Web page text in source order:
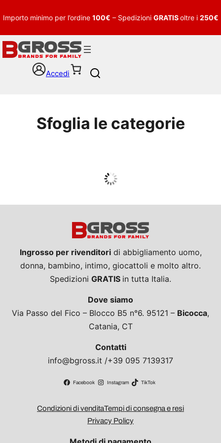
Importo minimo per l’ordine 100€ – Spedizioni GRATISoltre i 250€
Accedi
h
Sfoglia le categorie
Guarda tutto
Ingrosso per rivenditoridi abbigliamento uomo,
donna, bambino, intimo, giocattoli e molto altro.
Spedizioni GRATIS in tutta Italia.
Dove siamo
Via Passo del Fico – Blocco B5 n°6. 95121 – Bicocca,
Catania, CT
Contatti
info@bgross.it /+39 095 7139317
Facebook Instagram TikTok
Condizioni di venditaTempi di consegna e resi
Privacy Policy